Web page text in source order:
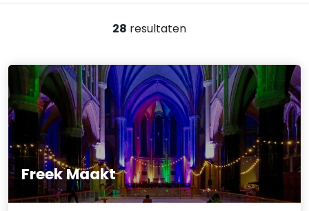
28 resultaten
Freek Maakt